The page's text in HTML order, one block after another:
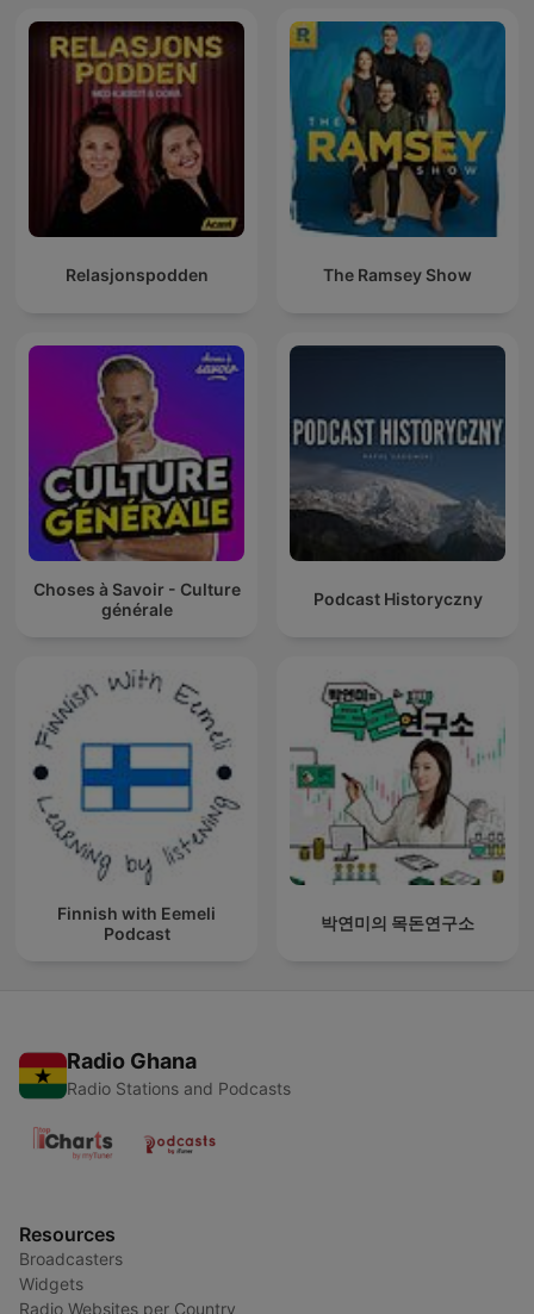
Relasjonspodden The Ramsey Show
Choses à Savoir - Culture
générale
Podcast Historyczny
Finnish with Eemeli
Podcast
박연미의 목돈연구소
Radio Ghana
Radio Stations and Podcasts
Resources
Broadcasters
Widgets
Radio Websites per Country